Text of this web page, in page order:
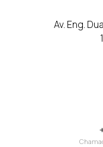
Av. Eng.